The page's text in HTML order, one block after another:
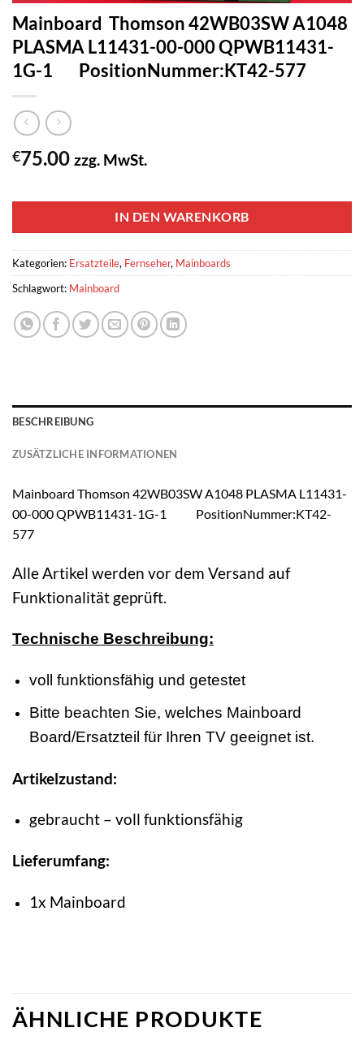
Mainboard Thomson 42WB03SW A1048
PLASMA L11431-00-000 QPWB11431-
1G-1 PositionNummer:KT42-577
€75.00 zzg. MwSt.
IN DEN WARENKORB
Kategorien: Ersatzteile, Fernseher, Mainboards
Schlagwort: Mainboard
BESCHREIBUNG
ZUSÄTZLICHE INFORMATIONEN
Mainboard Thomson 42WB03SW A1048 PLASMA L11431-
00-000 QPWB11431-1G-1 PositionNummer:KT42-
577
Alle Artikel werden vor dem Versand auf
Funktionalität geprüft.
Technische Beschreibung:
voll funktionsfähig und getestet
Bitte beachten Sie, welches Mainboard
Board/Ersatzteil für Ihren TV geeignet ist.
Artikelzustand:
gebraucht – voll funktionsfähig
Lieferumfang:
1x Mainboard
ÄHNLICHE PRODUKTE